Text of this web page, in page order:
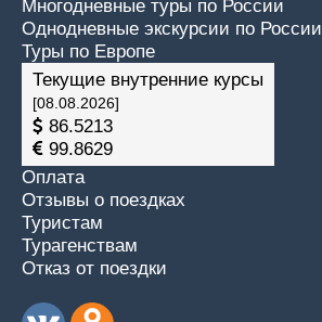
Многодневные туры по России
Однодневные экскурсии по России
Туры по Европе
Текущие внутренние курсы
[08.08.2026]
86.5213
99.8629
Оплата
Отзывы о поездках
Туристам
Турагенствам
Отказ от поездки